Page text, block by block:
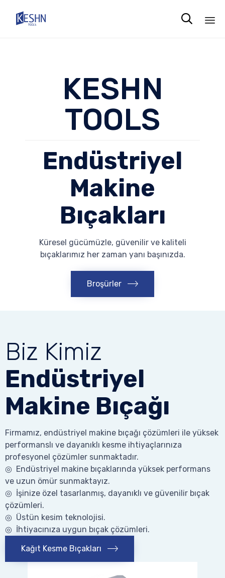

KESHN
TOOLS
Endüstriyel
Makine
Bıçakları
Küresel gücümüzle, güvenilir ve kaliteli
bıçaklarımız her zaman yanı başınızda.
Broşürler
Biz Kimiz
Endüstriyel
Makine Bıçağı
Firmamız, endüstriyel makine bıçağı çözümleri ile yüksek
performanslı ve dayanıklı kesme ihtiyaçlarınıza
profesyonel çözümler sunmaktadır.
◎ Endüstriyel makine bıçaklarında yüksek performans
ve uzun ömür sunmaktayız.
◎ İşinize özel tasarlanmış, dayanıklı ve güvenilir bıçak
çözümleri.
◎ Üstün kesim teknolojisi.
◎ İhtiyacınıza uygun bıçak çözümleri.
Kağıt Kesme Bıçakları